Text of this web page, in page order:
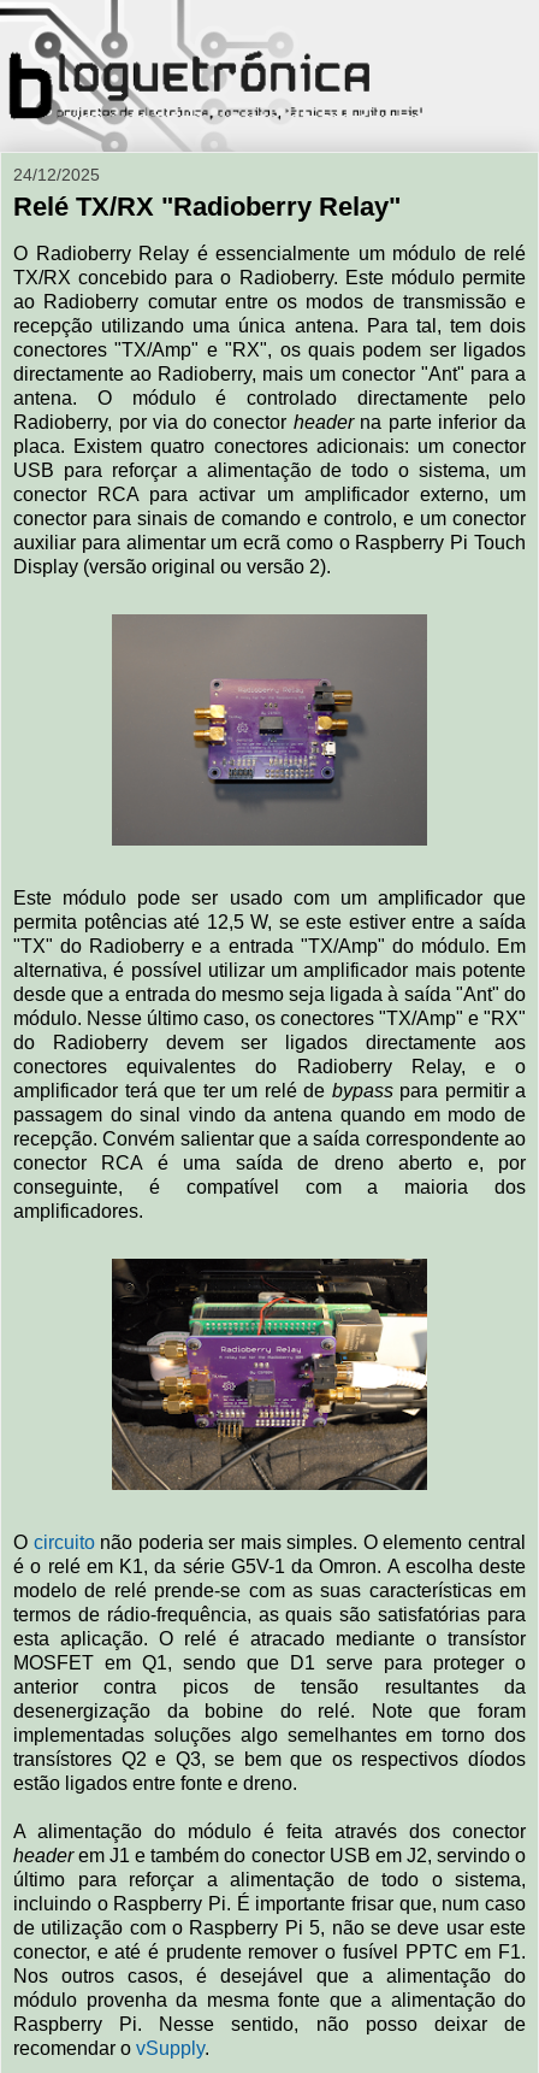
24/12/2025
Relé TX/RX "Radioberry Relay"
O Radioberry Relay é essencialmente um módulo de relé
TX/RX concebido para o Radioberry. Este módulo permite
ao Radioberry comutar entre os modos de transmissão e
recepção utilizando uma única antena. Para tal, tem dois
conectores "TX/Amp" e "RX", os quais podem ser ligados
directamente ao Radioberry, mais um conector "Ant" para a
antena. O módulo é controlado directamente pelo
Radioberry, por via do conector headerna parte inferior da
placa. Existem quatro conectores adicionais: um conector
USB para reforçar a alimentação de todo o sistema, um
conector RCA para activar um amplificador externo, um
conector para sinais de comando e controlo, e um conector
auxiliar para alimentar um ecrã como o Raspberry Pi Touch
Display (versão original ou versão 2).
Este módulo pode ser usado com um amplificador que
permita potências até 12,5 W, se este estiver entre a saída
"TX" do Radioberry e a entrada "TX/Amp" do módulo. Em
alternativa, é possível utilizar um amplificador mais potente
desde que a entrada do mesmo seja ligada à saída "Ant" do
módulo. Nesse último caso, os conectores "TX/Amp" e "RX"
do Radioberry devem ser ligados directamente aos
conectores equivalentes do Radioberry Relay, e o
amplificador terá que ter um relé de bypasspara permitir a
passagem do sinal vindo da antena quando em modo de
recepção. Convém salientar que a saída correspondente ao
conector RCA é uma saída de dreno aberto e, por
conseguinte, é compatível com a maioria dos
amplificadores.
O circuitonão poderia ser mais simples. O elemento central
é o relé em K1, da série G5V-1 da Omron. A escolha deste
modelo de relé prende-se com as suas características em
termos de rádio-frequência, as quais são satisfatórias para
esta aplicação. O relé é atracado mediante o transístor
MOSFET em Q1, sendo que D1 serve para proteger o
anterior contra picos de tensão resultantes da
desenergização da bobine do relé. Note que foram
implementadas soluções algo semelhantes em torno dos
transístores Q2 e Q3, se bem que os respectivos díodos
estão ligados entre fonte e dreno.
A alimentação do módulo é feita através dos conector
headerem J1 e também do conector USB em J2, servindo o
último para reforçar a alimentação de todo o sistema,
incluindo o Raspberry Pi. É importante frisar que, num caso
de utilização com o Raspberry Pi 5, não se deve usar este
conector, e até é prudente remover o fusível PPTC em F1.
Nos outros casos, é desejável que a alimentação do
módulo provenha da mesma fonte que a alimentação do
Raspberry Pi. Nesse sentido, não posso deixar de
recomendar o vSupply.